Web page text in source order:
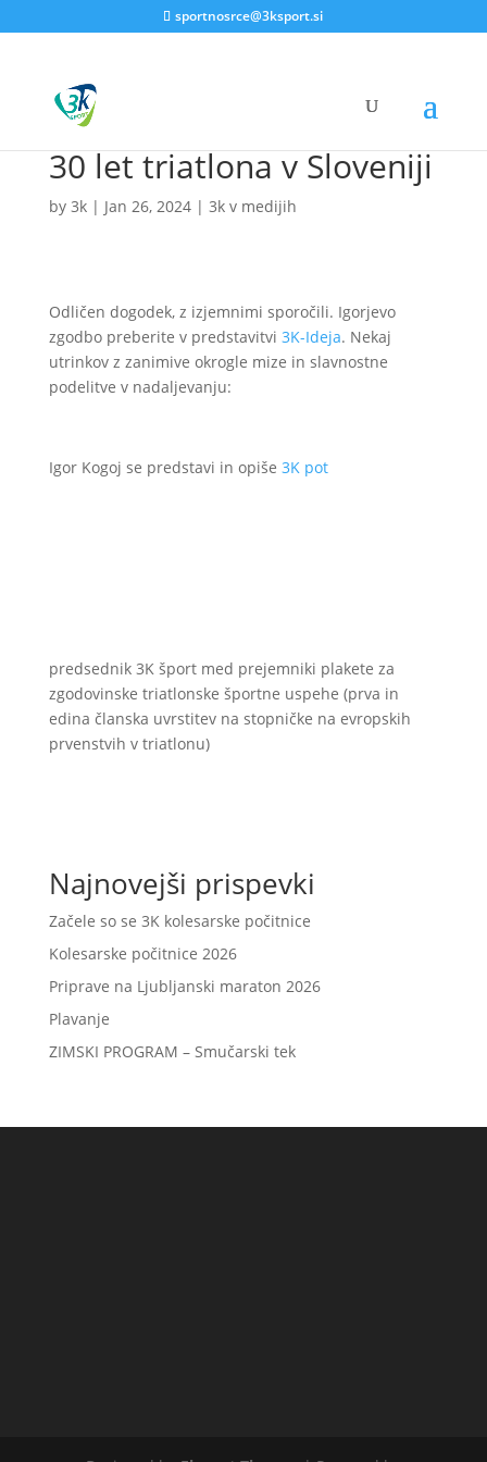
sportnosrce@3ksport.si
30 let triatlona v Sloveniji
by 3k| Jan 26, 2024| 3k v medijih
Odličen dogodek, z izjemnimi sporočili. Igorjevo
zgodbo preberite v predstavitvi 3K-Ideja. Nekaj
utrinkov z zanimive okrogle mize in slavnostne
podelitve v nadaljevanju:
Igor Kogoj se predstavi in opiše 3K pot
predsednik 3K šport med prejemniki plakete za
zgodovinske triatlonske športne uspehe (prva in
edina članska uvrstitev na stopničke na evropskih
prvenstvih v triatlonu)
Najnovejši prispevki
Začele so se 3K kolesarske počitnice
Kolesarske počitnice 2026
Priprave na Ljubljanski maraton 2026
Plavanje
ZIMSKI PROGRAM – Smučarski tek